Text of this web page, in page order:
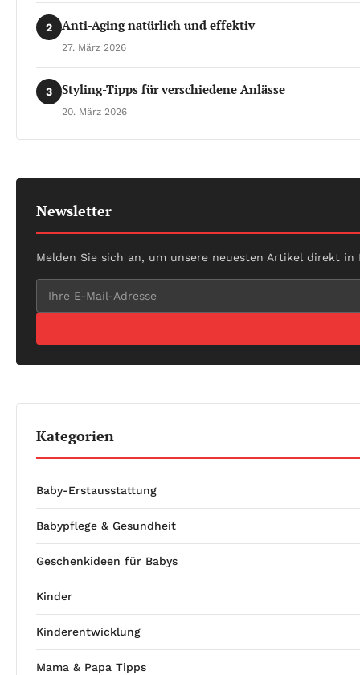
2 Anti-Aging natürlich und effektiv
27. März 2026
3 Styling-Tipps für verschiedene Anlässe
20. März 2026
Newsletter
Melden Sie sich an, um unsere neuesten Artikel direkt
Kategorien
Baby-Erstausstattung
Babypflege & Gesundheit
Geschenkideen für Babys
Kinder
Kinderentwicklung
Mama & Papa Tipps